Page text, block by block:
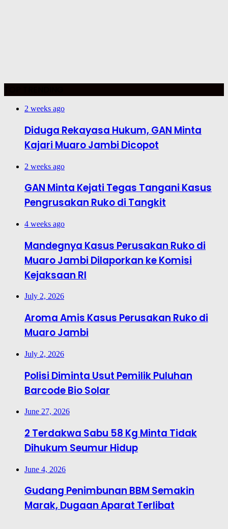
2 weeks ago
Diduga Rekayasa Hukum, GAN Minta
Kajari Muaro Jambi Dicopot
2 weeks ago
GAN Minta Kejati Tegas Tangani Kasus
Pengrusakan Ruko di Tangkit
4 weeks ago
Mandegnya Kasus Perusakan Ruko di
Muaro Jambi Dilaporkan ke Komisi
Kejaksaan RI
July 2, 2026
Aroma Amis Kasus Perusakan Ruko di
Muaro Jambi
July 2, 2026
Polisi Diminta Usut Pemilik Puluhan
Barcode Bio Solar
June 27, 2026
2 Terdakwa Sabu 58 Kg Minta Tidak
Dihukum Seumur Hidup
June 4, 2026
Gudang Penimbunan BBM Semakin
Marak, Dugaan Aparat Terlibat